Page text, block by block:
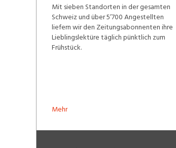
Mit sieben Standorten in der gesamten
Schweiz und über 5’700 Angestellten
liefern wir den Zeitungsabonnenten ihre
Lieblingslektüre täglich pünktlich zum
Frühstück.
Mehr